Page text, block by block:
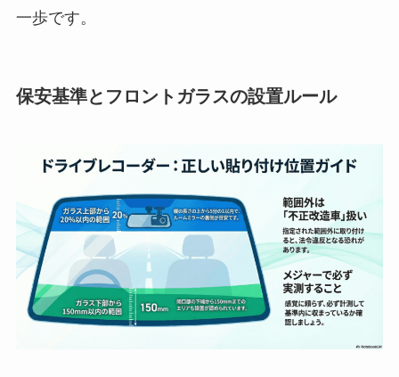
一歩です。
保安基準とフロントガラスの設置ルール